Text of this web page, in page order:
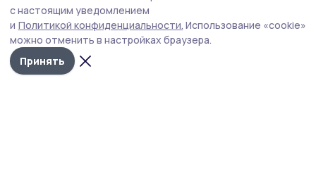
с настоящим уведомлением
и Политикой конфиденциальности. Использование «cookie»
можно отменить в настройках браузера.
Принять